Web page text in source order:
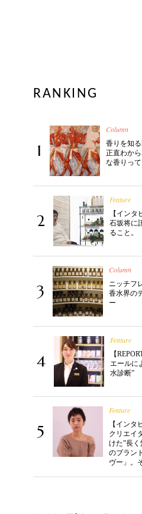
RANKING
1
Column
香りを知る
正直わか
な香りって
2
Feature
【インタ
石坂将に
ること。
3
Column
ニッチフ
香水界の
ー
4
Feature
【
エールに
水診断”
5
Feature
【インタ
クリエイ
けた”長
のブラン
ヴー」。